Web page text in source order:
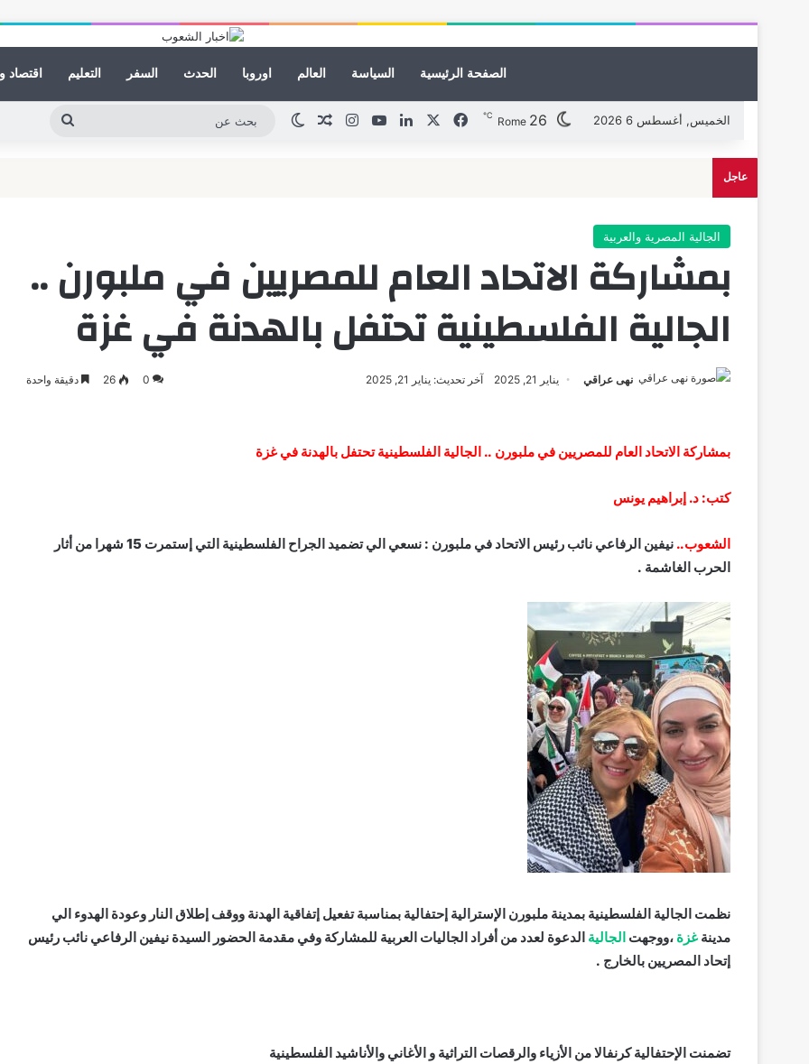
الصفحة الرئيسية السياسة العالم اوروبا الحدث السفر التعليم اقتصاد
الخميس, أغسطس 6 2026 Rome 26
℃ فيسبوك لينكدإنيوتيوب انستقراممقال عشوائي
الوضع المظلم
عاجل
الجالية المصرية والعربية
بمشاركة الاتحاد العام للمصريين في ملبورن ..
الجالية الفلسطينية تحتفل بالهدنة في غزة
نهى عراقي يناير 21, 2025 آخر تحديث: يناير 21, 2025 0
26 دقيقة واحدة
بمشاركة الاتحاد العام للمصريين في ملبورن .. الجالية الفلسطينية تحتفل بالهدنة في غزة
كتب: د. إبراهيم يونس
الشعوب..
نيفين الرفاعي نائب رئيس الاتحاد في ملبورن : نسعي الي تضميد الجراح الفلسطينية التي إستمرت 15 شهرا من أثار
الحرب الغاشمة .
نظمت الجالية الفلسطينية بمدينة ملبورن الإسترالية إحتفالية بمناسبة تفعيل إتفاقية الهدنة ووقف إطلاق النار وعودة الهدوء الي
مدينة غزة ،ووجهت الجالية الدعوة لعدد من أفراد الجاليات العربية للمشاركة وفي مقدمة الحضور السيدة نيفين الرفاعي نائب رئيس
إتحاد المصريين بالخارج .
تضمنت الإحتفالية كرنفالا من الأزياء والرقصات التراثية و الأغاني والأناشيد الفلسطينية